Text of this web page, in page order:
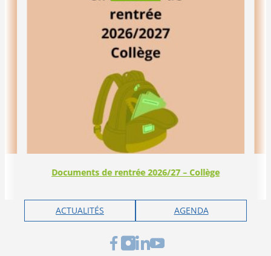
Documents de rentrée 2026/27 – Collège
ACTUALITÉS AGENDA